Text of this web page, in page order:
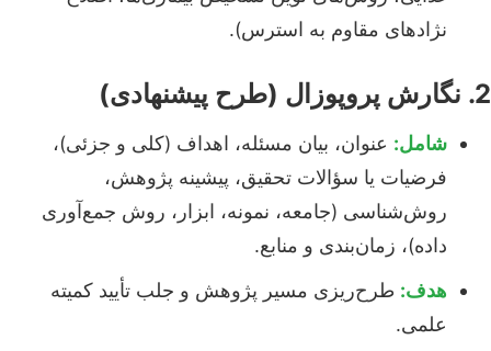
نژادهای مقاوم به استرس).
2. نگارش پروپوزال (طرح پیشنهادی)
شامل: عنوان، بیان مسئله، اهداف (کلی و جزئی)،
فرضیات یا سؤالات تحقیق، پیشینه پژوهش،
روش‌شناسی (جامعه، نمونه، ابزار، روش جمع‌آوری
داده)، زمان‌بندی و منابع.
هدف: طرح‌ریزی مسیر پژوهش و جلب تأیید کمیته
علمی.